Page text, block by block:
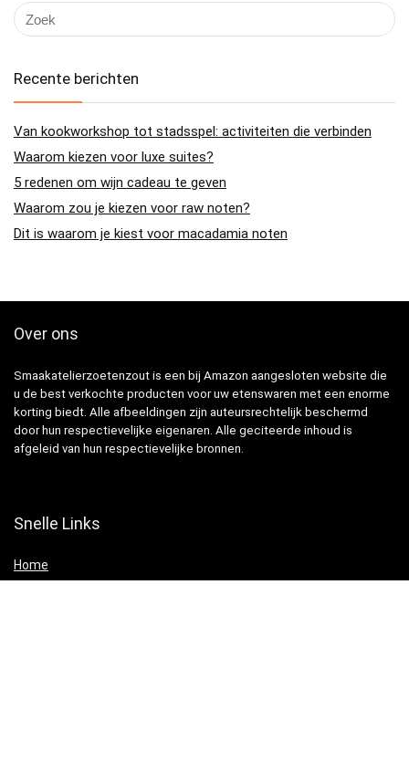
Recente berichten
Van kookworkshop tot stadsspel: activiteiten die verbinden
Waarom kiezen voor luxe suites?
5 redenen om wijn cadeau te geven
Waarom zou je kiezen voor raw noten?
Dit is waarom je kiest voor macadamia noten
Over ons
Smaakatelierzoetenzout is een bij Amazon aangesloten website die
u de best verkochte producten voor uw etenswaren met een enorme
korting biedt. Alle afbeeldingen zijn auteursrechtelijk beschermd
door hun respectievelijke eigenaren. Alle geciteerde inhoud is
afgeleid van hun respectievelijke bronnen.
Snelle Links
Home